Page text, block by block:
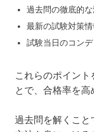
過去問の徹底的
最新の試験対策
試験当日のコン
これらのポイント
とで、合格率を高
過去問を解くこと